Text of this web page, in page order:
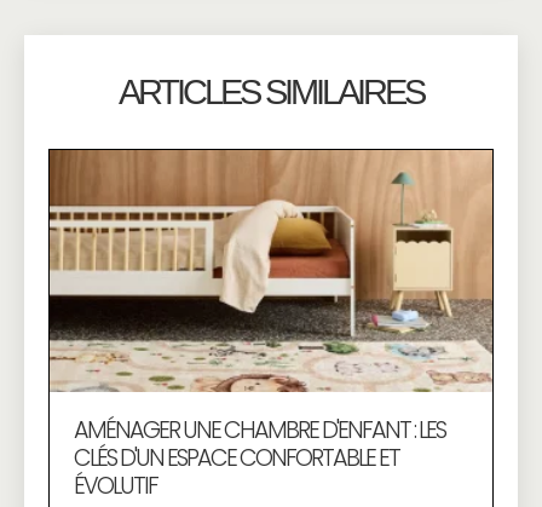
ARTICLES SIMILAIRES
AMÉNAGER UNE CHAMBRE D'ENFANT : LES
CLÉS D'UN ESPACE CONFORTABLE ET
ÉVOLUTIF